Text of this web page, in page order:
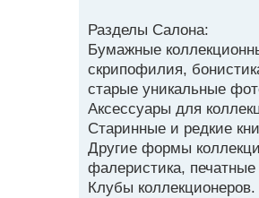
Разделы Салона:
Бумажные
скрипофилия,
старые уникальные
Аксессуары для
Старинные и редкие
Другие формы
фалеристика,
Клубы коллекционеров.